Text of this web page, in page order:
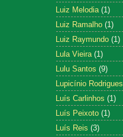
Luiz Melodia (1)
Luiz Ramalho (1)
Luiz Raymundo (1)
Lula Vieira (1)
Lulu Santos (9)
Lupicínio Rodrigues
Luís Carlinhos (1)
Luís Peixoto (1)
Luís Reis (3)